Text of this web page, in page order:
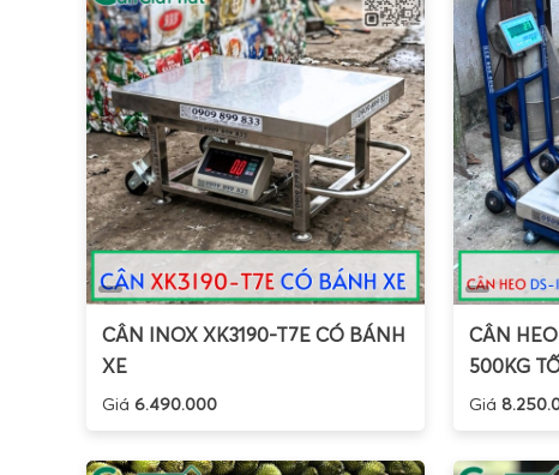
CÂN INOX XK3190-T7E CÓ BÁNH
XE
Giá 6.490.000
CÂN
500KG
Giá